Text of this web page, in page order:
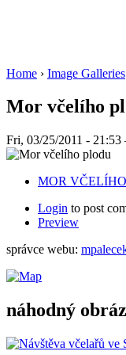
Home › Image Galleries
Mor včelího
Fri, 03/25/2011 -
MOR VČELÍHO
Login to post
Preview
správce webu:
náhodný